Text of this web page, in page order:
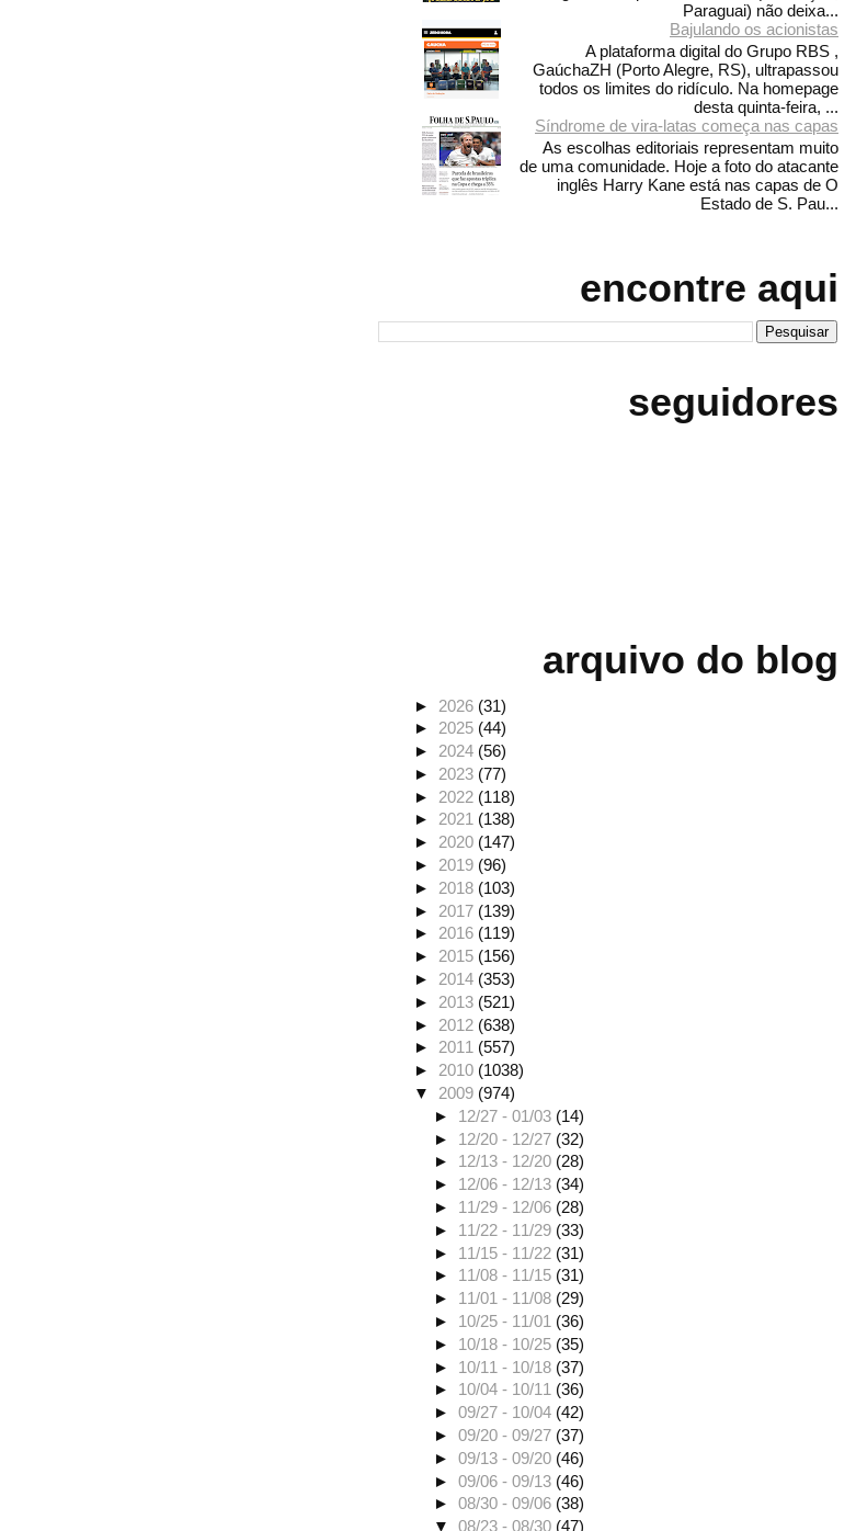
Paraguai) não deixa...
Bajulando os acionistas
A plataforma digital do Grupo RBS ,
GaúchaZH (Porto Alegre, RS), ultrapassou
todos os limites do ridículo. Na homepage
desta quinta-feira, ...
Síndrome de vira-latas começa nas capas
As escolhas editoriais representam muito
de uma comunidade. Hoje a foto do atacante
inglês Harry Kane está nas capas de O
Estado de S. Pau...
encontre aqui
seguidores
arquivo do blog
► 2026 (31)
► 2025 (44)
► 2024 (56)
► 2023 (77)
► 2022 (118)
►2021 (138)
► 2020 (147)
► 2019 (96)
► 2018 (103)
► 2017 (139)
►2016 (119)
► 2015 (156)
► 2014 (353)
► 2013 (521)
► 2012 (638)
►2011 (557)
► 2010 (1038)
▼ 2009 (974)
► 12/27 - 01/03 (14)
► 12/20 - 12/27 (32)
► 12/13 - 12/20 (28)
► 12/06 - 12/13 (34)
► 11/29 - 12/06 (28)
► 11/22 - 11/29 (33)
► 11/15 - 11/22 (31)
► 11/08 - 11/15 (31)
► 11/01 - 11/08 (29)
► 10/25 - 11/01 (36)
► 10/18 - 10/25 (35)
► 10/11 - 10/18 (37)
► 10/04 - 10/11 (36)
►09/27 - 10/04 (42)
►09/20 - 09/27 (37)
►09/13 - 09/20 (46)
►09/06 - 09/13 (46)
►08/30 - 09/06 (38)
▼08/23 - 08/30 (47)